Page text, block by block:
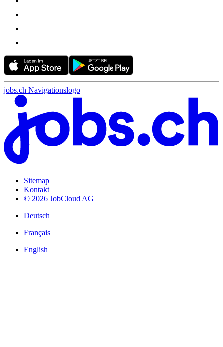
jobs.ch Navigationslogo
Sitemap
Kontakt
© 2026 JobCloud AG
Deutsch
Français
English